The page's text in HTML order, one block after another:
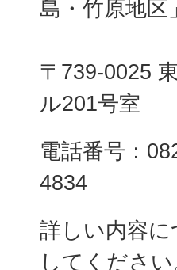
島・竹原地区
〒739-0025
ル201号室
電話番号：
4834
詳しい内容
してください